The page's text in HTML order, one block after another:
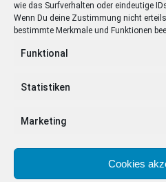
wie das Surfverhalten oder eindeutige
Wenn Du deine Zustimmung nicht
bestimmte Merkmale und Funktionen
Funktional
Statistiken
Marketing
Cookies
STARS 4 years ago
Barbara
von